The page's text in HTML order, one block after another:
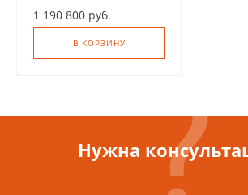
1 190 800 руб.
В КОРЗИНУ
Нужна